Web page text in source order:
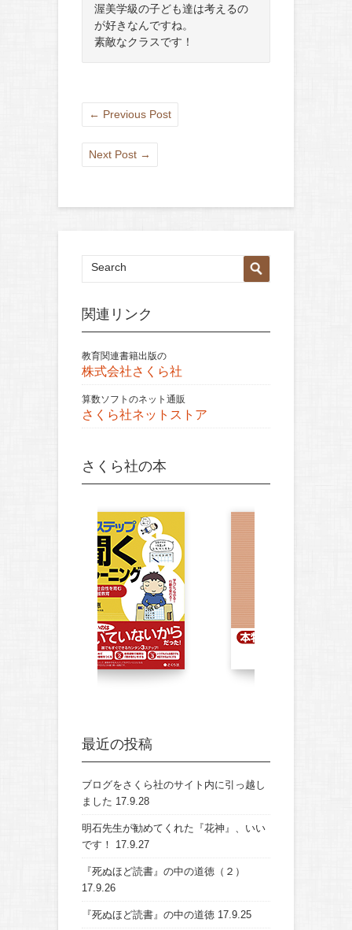
渥美学級の子ども達は考えるの
が好きなんですね。
素敵なクラスです！
← Previous Post
Next Post →
関連リンク
教育関連書籍出版の
株式会社さくら社
算数ソフトのネット通販
さくら社ネットストア
さくら社の本
最近の投稿
ブログをさくら社のサイト内に引っ越し
ました 17.9.28
明石先生が勧めてくれた『花神』、いい
です！
17.9.27
『死ぬほど読書』の中の道徳（２）
17.9.26
『死ぬほど読書』の中の道徳 17.9.25